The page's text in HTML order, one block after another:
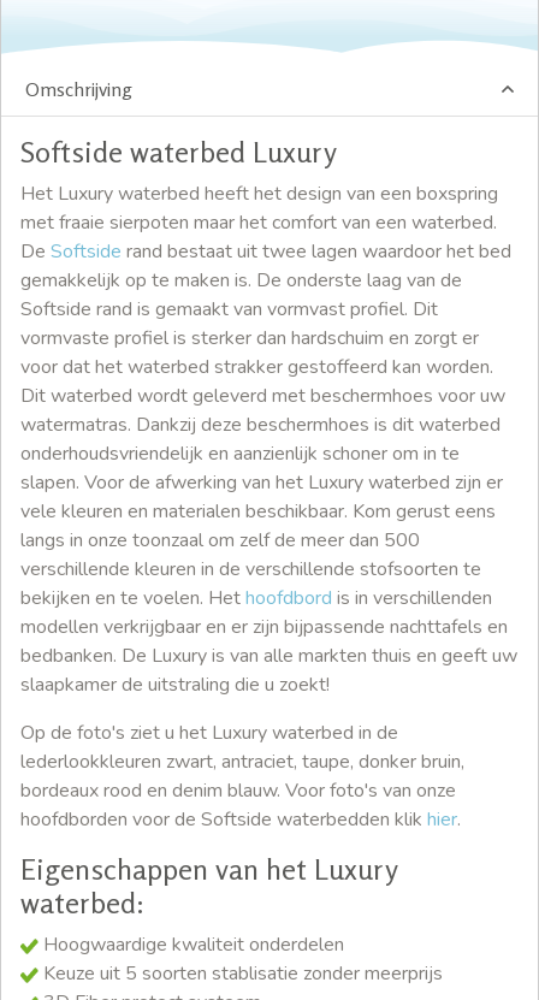
Omschrijving
Softside waterbed Luxury
Het Luxury waterbed heeft het design van een boxspring
met fraaie sierpoten maar het comfort van een waterbed.
De Softside rand bestaat uit twee lagen waardoor het bed
gemakkelijk op te maken is. De onderste laag van de
Softside rand is gemaakt van vormvast profiel. Dit
vormvaste profiel is sterker dan hardschuim en zorgt er
voor dat het waterbed strakker gestoffeerd kan worden.
Dit waterbed wordt geleverd met beschermhoes voor uw
watermatras. Dankzij deze beschermhoes is dit waterbed
onderhoudsvriendelijk en aanzienlijk schoner om in te
slapen. Voor de afwerking van het Luxury waterbed zijn er
vele kleuren en materialen beschikbaar. Kom gerust eens
langs in onze toonzaal om zelf de meer dan 500
verschillende kleuren in de verschillende stofsoorten te
bekijken en te voelen. Hethoofdbord is in verschillenden
modellen verkrijgbaar en er zijn bijpassende nachttafels en
bedbanken. De Luxury is van alle markten thuis en geeft uw
slaapkamer de uitstraling die u zoekt!
Op de foto's ziet u het Luxury waterbed in de
lederlookkleuren zwart, antraciet, taupe, donker bruin,
bordeaux rood en denim blauw. Voor foto's van onze
hoofdborden voor de Softside waterbedden klik hier.
Eigenschappen van het Luxury
waterbed:
Hoogwaardige kwaliteit onderdelen
Keuze uit 5 soorten stablisatie zonder meerprijs